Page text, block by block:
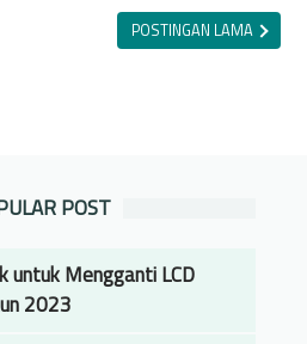
a
POSTINGAN LAMA
POST
untuk Mengganti LCD
2023